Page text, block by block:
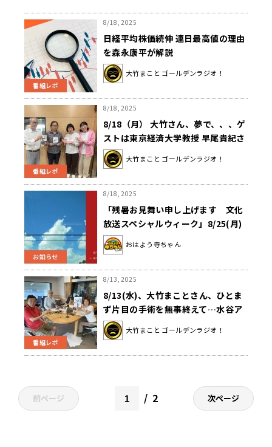
番組レポ
8/18, 2025
日経平均株価続伸 連日最高値の理由
を森永康平が解説
大竹まこと ゴールデンラジオ！
番組レポ
8/18, 2025
8/18（月） 大竹さん、夢で、、、ゲ
ストは東京経済大学教授 早尾貴紀さ
んでした！
大竹まこと ゴールデンラジオ！
お知らせ
8/18, 2025
「残暑お見舞い申し上げます 文化
放送スペシャルウィーク」8/25(月)
から！スペシャルゲスト＆特別企画
やプレゼントが満載の1週間
おはよう寺ちゃん
番組レポ
8/13, 2025
8/13(水)、大竹まことさん、ひとま
ず片目の手術を無事終えて…水谷ア
ナが白黒セピア色に見える！？
大竹まこと ゴールデンラジオ！
前ページ 2 次ページ